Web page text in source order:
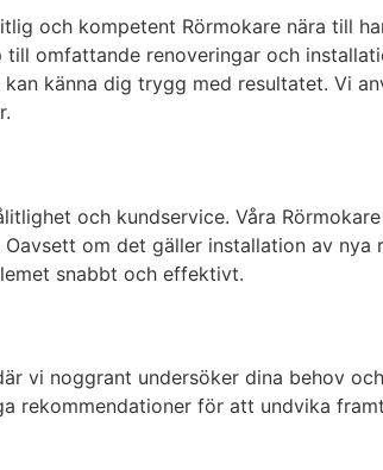
och kompetent Rörmokare nära till
omfattande renoveringar och
känna dig trygg med resultatet. Vi
och kundservice. Våra
om det gäller installation av nya
snabbt och effektivt.
vi noggrant undersöker dina behov
rekommendationer för att undvika